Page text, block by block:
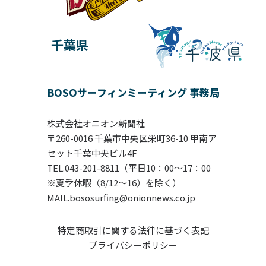
千葉県
BOSOサーフィンミーティング 事務局
株式会社オニオン新聞社
〒260-0016 千葉市中央区栄町36-10 甲南ア
セット千葉中央ビル4F
TEL.043-201-8811（平日10：00〜17：00
※夏季休暇（8/12～16）を除く）
MAIL.bososurfing@onionnews.co.jp
特定商取引に関する法律に基づく表記
プライバシーポリシー